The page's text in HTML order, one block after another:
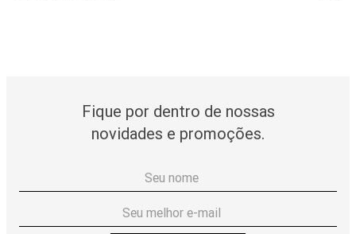
Fique por dentro de nossas
novidades e promoções.